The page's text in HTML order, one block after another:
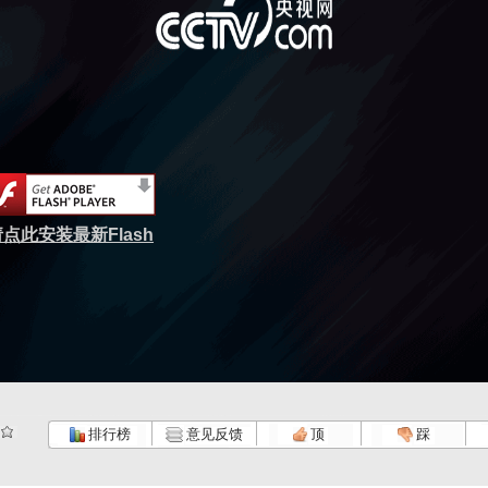
点此安装最新Flash
排行榜 意见反馈 顶 踩